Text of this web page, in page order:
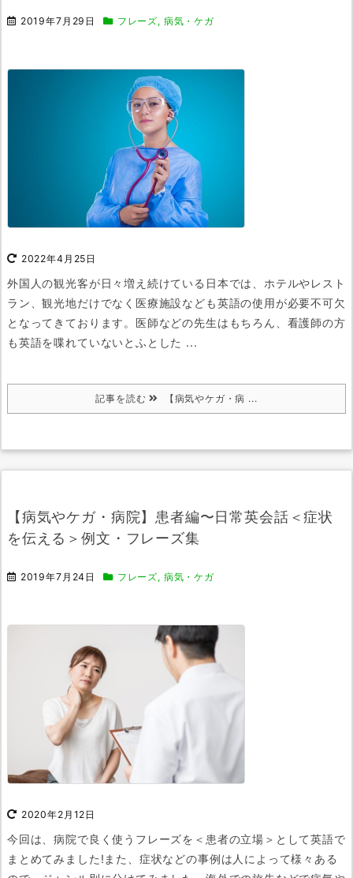
2019年7月29日 フレーズ, 病気・ケガ
2022年4月25日
外国人の観光客が日々増え続けている日本では、ホテルやレスト
ラン、観光地だけでなく 医療施設なども英語の使用が必要不可欠
となってきております。 医師などの先生はもちろん、看護師の方
も英語を喋れていないとふとした ...
記事を読む 【病気やケガ・病 ...
【病気やケガ・病院】患者編〜日常英会話＜症状
を伝える＞例文・フレーズ集
2019年7月24日 フレーズ, 病気・ケガ
2020年2月12日
今回は、病院で良く使うフレーズを＜患者の立場＞として英語で
まとめてみました! また、症状などの事例は人によって様々ある